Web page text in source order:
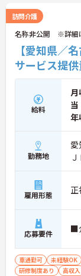
訪問介護
名称非公開 ※詳細
【愛知県／
サービス提
給料
月
当
年
勤務地
雇用形態
応募要件 ■
車通勤可 未経験OK
研修制度あり
高収入